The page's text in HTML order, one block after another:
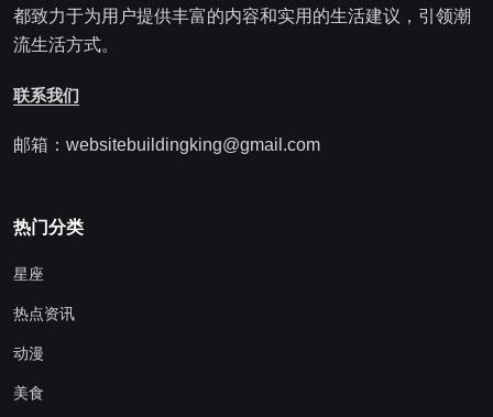
都致力于为用户提供丰富的内容和实用的生活建议，引领潮
流生活方式。
联系我们
邮箱：websitebuildingking@gmail.com
热门分类
星座
热点资讯
动漫
美食